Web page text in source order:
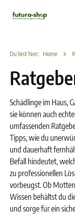
springen
Du bist hier: Home
Schädlinge im Haus,
sie können auch
umfassenden
Tipps, wie du
und dauerhaft
Befall hindeutet,
zu professionellen
vorbeugst. Ob
Wissen behältst du
und sorge für ein